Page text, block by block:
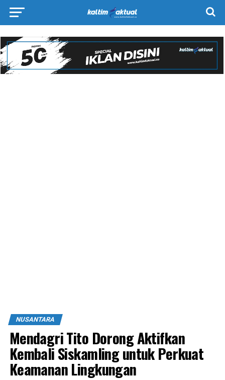
NUSANTARA
Mendagri Tito Dorong Aktifkan
Kembali Siskamling untuk Perkuat
Keamanan Lingkungan